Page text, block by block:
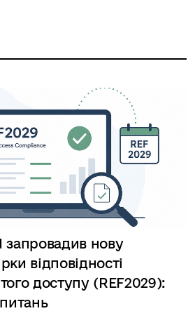
запровадив нову
відповідності
доступу (REF2029):